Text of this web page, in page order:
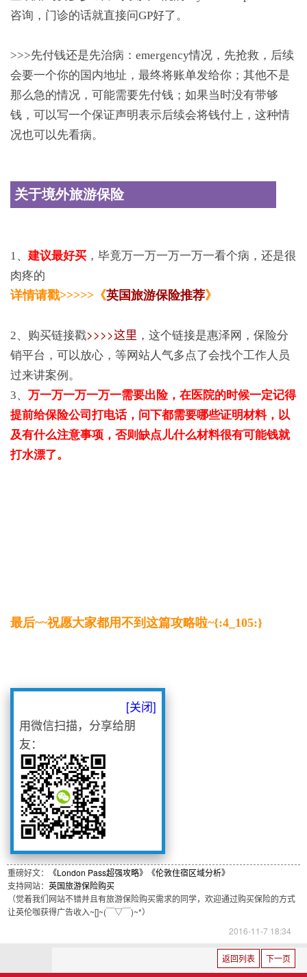
咨询，门诊的话就直接问GP好了。
>>>先付钱还是先治病：emergency情况，先抢救，后续
会要一个你的国内地址，最终将账单发给你；其他不是
那么急的情况，可能需要先付钱；如果当时没有带够
钱，可以写一个保证声明表示后续会将钱付上，这种情
况也可以先看病。
关于境外旅游保险
1、 建议最好买 ，毕竟万一万一万一万一看个病，还是很
肉疼的
详情请戳>>>>>《英国旅游保险推荐》
2、购买链接戳>>>>这里 ，这个链接是惠泽网，保险分
销平台，可以放心，等网站人气多点了会找个工作人员
过来讲案例。
3、 万一万一万一万一需要出险，在医院的时候一定记得
提前给保险公司打电话，问下都需要哪些证明材料，以
及有什么注意事项，否则缺点儿什么材料很有可能钱就
打水漂了。
最后~~祝愿大家都用不到这篇攻略啦~{:4_105:}
[关闭]
用微信扫描，分享给朋
友：
重磅好文： 《London Pass超强攻略》
《伦敦住宿区域分析》
支持网站： 英国旅游保险购买
（觉着我们网站不错并且有旅游保险购买需求的同学，欢迎通过购买保险的方式
让英伦咖获得广告收入~[]~(￣▽￣)~*）
2016-11-7 18:34
下一页
返回列表